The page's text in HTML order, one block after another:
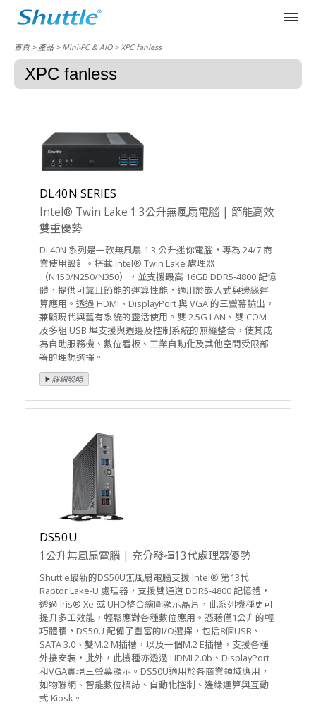
首頁> 產品 > Mini-PC & AIO > XPC fanless
XPC fanless
DL40N SERIES
Intel® Twin Lake 1.3公升無風扇電腦 | 節能高效
雙重優勢
DL40N 系列是一款無風扇 1.3 公升迷你電腦，專為 24/7 商
業使用設計。搭載 Intel® Twin Lake 處理器
（N150/N250/N350），並支援最高 16GB DDR5-4800 記憶
體，提供可靠且節能的運算性能，適用於嵌入式與邊緣運
算應用。透過 HDMI、DisplayPort 與 VGA 的三螢幕輸出，
兼顧現代與舊有系統的靈活使用。雙 2.5G LAN、雙 COM
及多組 USB 埠支援與週邊及控制系統的無縫整合，使其成
為自助服務機、數位看板、工業自動化及其他空間受限部
署的理想選擇。
DS50U
1公升無風扇電腦 | 充分發揮13代處理器優勢
Shuttle最新的DS50U無風扇電腦支援 Intel® 第13代
Raptor Lake-U 處理器，支援雙通道 DDR5-4800 記憶體，
透過 Iris® Xe 或 UHD整合繪圖顯示晶片，此系列機種更可
提升多工效能，輕鬆應對各種數位應用。憑藉僅1公升的輕
巧體積，DS50U 配備了豐富的I/O選擇，包括8個USB、
SATA 3.0、雙M.2 M插槽，以及一個M.2 E插槽，支援各種
外接安裝，此外，此機種亦透過 HDMI 2.0b、DisplayPort
和VGA實現三螢幕顯示。DS50U適用於各商業領域應用，
如物聯網、智能數位標誌、自動化控制、邊緣運算與互動
式 Kiosk。